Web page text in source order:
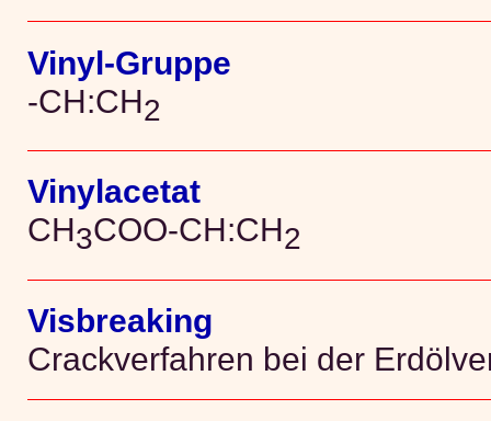
Vinyl-Gruppe
-CH:CH2
Vinylacetat
CH3COO-CH:CH2
Visbreaking
Crackverfahren bei der